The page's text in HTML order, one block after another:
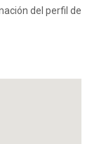
del perfil de